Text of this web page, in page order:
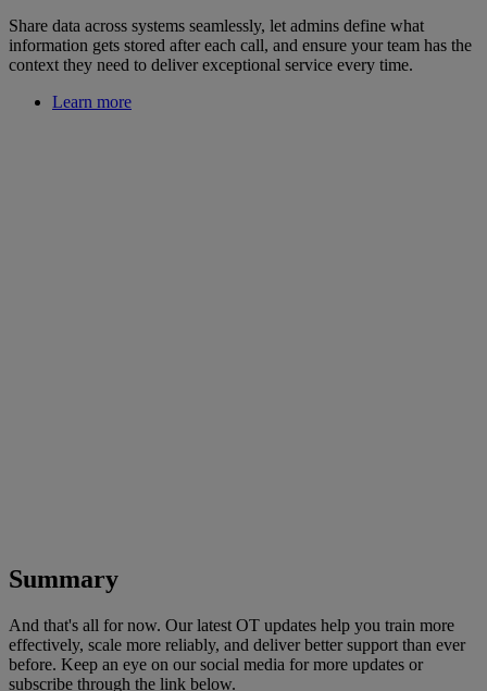
Share data across systems seamlessly, let admins define what
information gets stored after each call, and ensure your team has the
context they need to deliver exceptional service every time.
Learn more
Summary
And that's all for now. Our latest OT updates help you train more
effectively, scale more reliably, and deliver better support than ever
before. Keep an eye on our social media for more updates or
subscribe through the link below.